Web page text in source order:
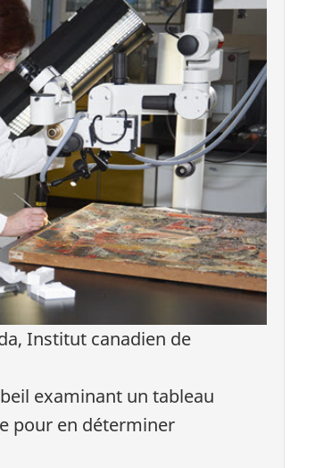
Institut canadien de
examinant un tableau
pour en déterminer